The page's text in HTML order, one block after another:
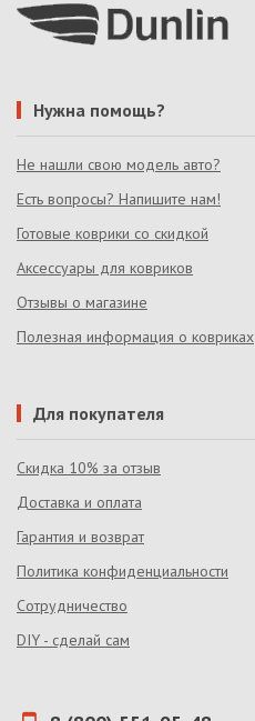
Нужна помощь?
Не нашли свою модель авто?
Есть вопросы? Напишите нам!
Готовые коврики со скидкой
Аксессуары для ковриков
Отзывы о магазине
Полезная информация о ковриках
Для покупателя
Скидка 10% за отзыв
Доставка и оплата
Гарантия и возврат
Политика конфиденциальности
Сотрудничество
DIY - сделай сам